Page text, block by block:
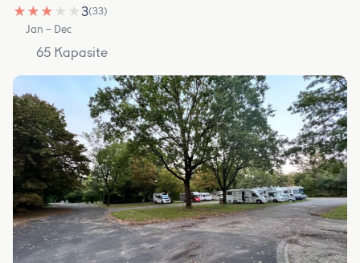
★ ★ ★ ★ ★3(33)
Jan – Dec
65 Kapasite